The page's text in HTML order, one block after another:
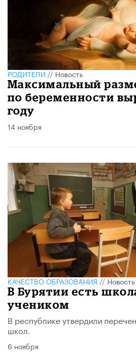
РОДИТЕЛИ//Новость
Максимальный
по беременности
году
14 ноября
КАЧЕСТВО ОБРАЗОВАНИЯ//Новость
В Бурятии есть
учеником
В республике утвердили
школ.
6 ноября